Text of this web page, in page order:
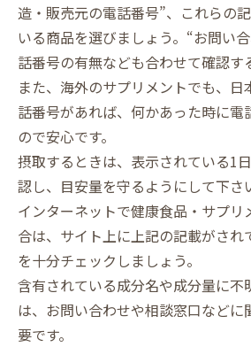
造・販売元の電話番号”、これらの
いる商品を選びましょう。“お問い
話番号の有無なども合わせて確認す
また、海外のサプリメントでも、日
話番号があれば、何かあった時に電
ので安心です。
摂取するときは、表示されている1
認し、目安量を守るようにして下さ
インターネットで健康食品・サプリ
合は、サイト上に上記の記載がされ
を十分チェックしましょう。
含有されている成分名や成分量に不
は、お問い合わせや相談窓口などに
要です。